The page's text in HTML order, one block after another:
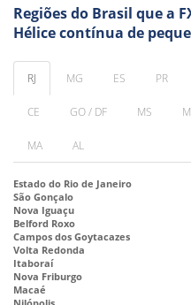
Regiões do Brasil que a
Hélice contínua de
RJ MG ES PR
CE GO / DF MS
MA AL
Estado do Rio de Janeiro
São Gonçalo
Nova Iguaçu
Belford Roxo
Campos dos Goytacazes
Volta Redonda
Itaboraí
Nova Friburgo
Macaé